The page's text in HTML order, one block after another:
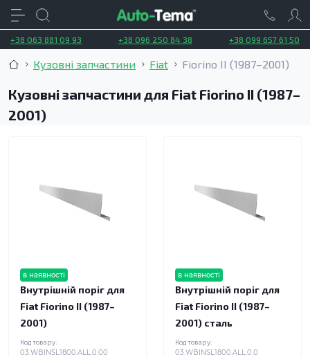
+38 063 881 09 93 +38 096 250 84 38 +38 099 657 61 50
Кузовні запчастини Fiat Fiorino II (1987–2001)
Кузовні запчастини для Fiat Fiorino II (1987–
2001)
в наявності
Внутрішній поріг для
Fiat Fiorino II (1987–
2001)
Код товару:
03.WBINSL1800.ALL.0.00
в наявності
Внутрішній поріг для
Fiat Fiorino II (1987–
2001) сталь
Код товару:
03.WBINSL1800.ALL.0.0